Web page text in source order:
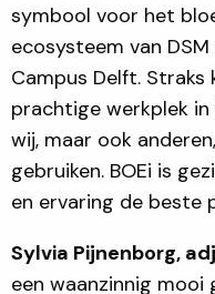
symbool voor het
ecosysteem van
Campus Delft.
prachtige werkplek
wij, maar ook
gebruiken. BOEi is
en ervaring de beste
Sylvia Pijnenborg,
een waanzinnig